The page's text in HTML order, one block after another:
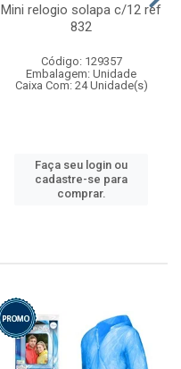
Mini relogio solapa c/12 ref
832
Código: 129357
Embalagem: Unidade
Caixa Com: 24 Unidade(s)
Faça seu login ou
cadastre-se para
comprar.